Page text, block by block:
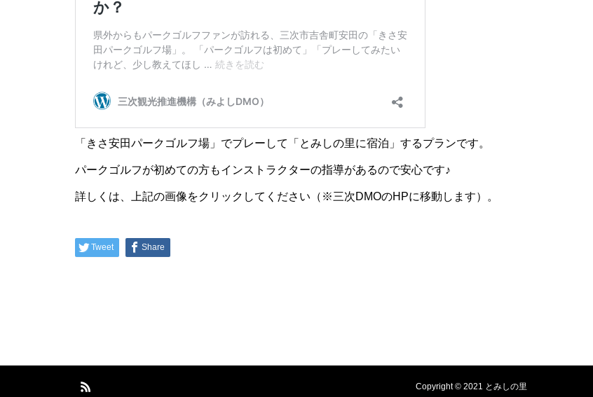
「きさ安田パークゴルフ場」でプレーして「とみしの里に宿泊」するプランです。
パークゴルフが初めての方もインストラクターの指導があるので安心です♪
詳しくは、上記の画像をクリックしてください（※三次DMOのHPに移動します）。
Tweet Share
Copyright © 2021 とみしの里